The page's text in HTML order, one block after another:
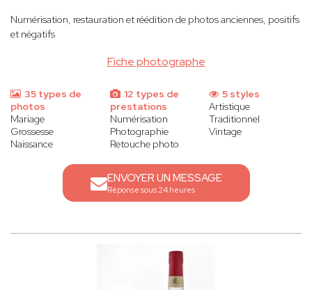
Fiche photographe
Numérisation, restauration et réédition de photos anciennes, positifs
et négatifs
35 types de
photos
Mariage
Grossesse
Naissance
12 types de
prestations
Numérisation
Photographie
Retouche photo
5 styles
Artistique
Traditionnel
Vintage
ENVOYER UN MESSAGE
Réponse sous 24 heures